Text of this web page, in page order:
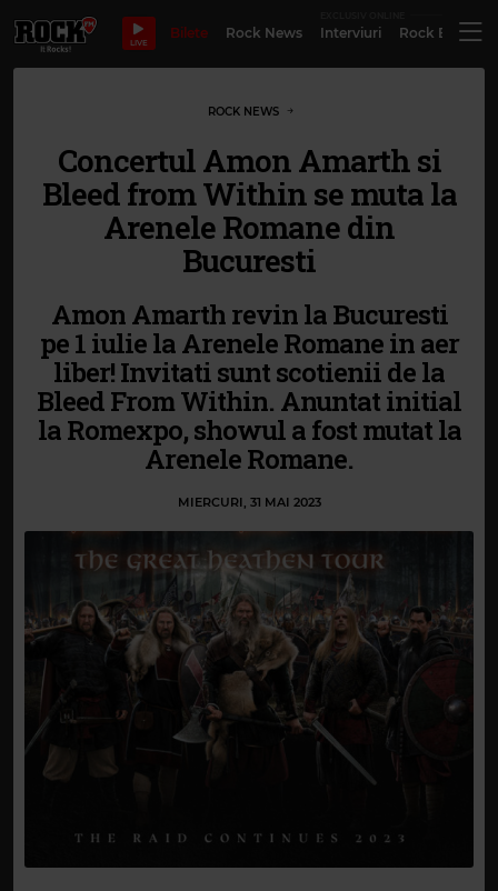
LIVE
Bilete Rock News Interviuri Rock
ROCK NEWS
Concertul Amon Amarth si
Bleed from Within se muta la
Arenele Romane din
Bucuresti
Amon Amarth revin la Bucuresti
pe 1 iulie la Arenele Romane in aer
liber! Invitati sunt scotienii de la
Bleed From Within. Anuntat initial
la Romexpo, showul a fost mutat la
Arenele Romane.
MIERCURI, 31 MAI 2023